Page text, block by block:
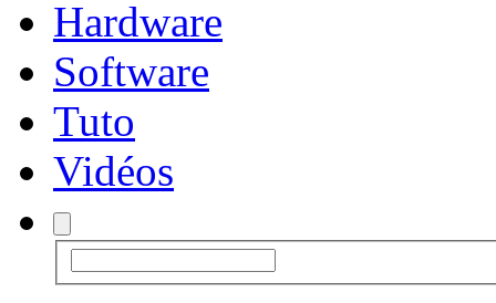
Hardware
Software
Tuto
Vidéos